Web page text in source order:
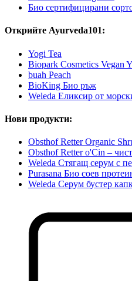
Био сертифицирани
Открийте Ayurveda101:
Yogi Tea
Biopark Cosmetics Vegan
buah Peach
BioKing Био ръж
Weleda Еликсир от
Нови продукти:
Obsthof Retter Organic
Obsthof Retter o'Cin –
Weleda Стягащ серум с
Purasana Био соев
Weleda Серум бустер